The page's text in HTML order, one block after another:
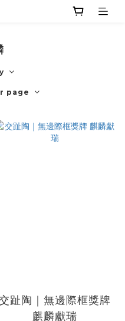
page
趾陶｜無邊際框獎牌
麒麟獻瑞